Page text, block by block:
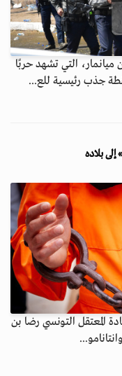
التي تشهد حربًا
بلاده
المعتقل التونسي رضا بن